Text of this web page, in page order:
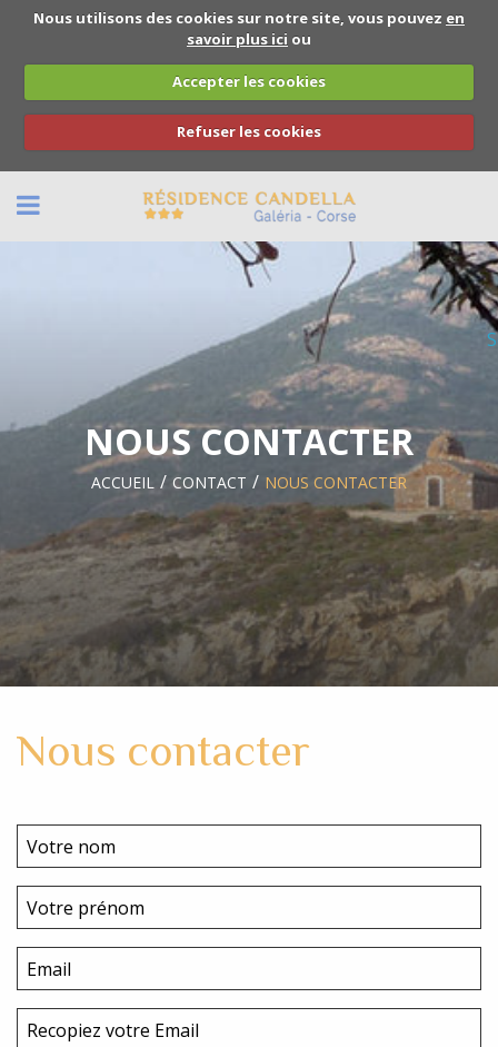
Nous utilisons des cookies sur notre site, vous pouvez en
savoir plus ici ou
Accepter les cookies
Refuser les cookies
BACK
RÉSERVATION
NOUS CONTACTER
ACCUEIL CONTACT NOUS CONTACTER
Nous contacter